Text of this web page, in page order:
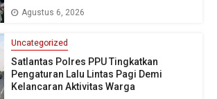
Agustus 6, 2026
Uncategorized
Satlantas Polres PPU Tingkatkan
Pengaturan Lalu Lintas Pagi Demi
Kelancaran Aktivitas Warga